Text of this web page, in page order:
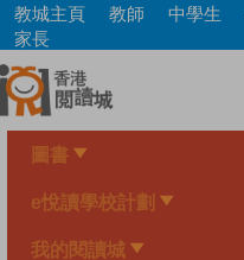
Skip
main
content
教城主頁 教師 中學生
家長
圖書
e悅讀學校計劃
我的閱讀城